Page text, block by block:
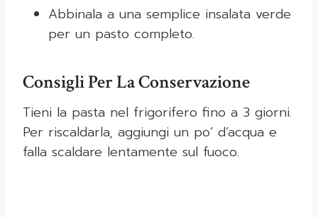
Abbinala a una semplice insalata verde
per un pasto completo.
Consigli Per La Conservazione
Tieni la pasta nel frigorifero fino a 3 giorni.
Per riscaldarla, aggiungi un po’ d’acqua e
falla scaldare lentamente sul fuoco.